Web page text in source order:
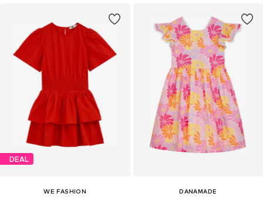
DEAL
WE FASHION
DANAMADE